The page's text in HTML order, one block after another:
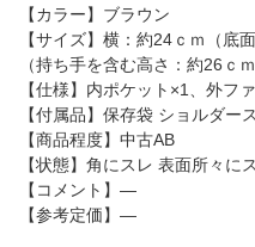
【カラー】ブラウン
【サイズ】横：約24ｃｍ（底
（持ち手を含む高さ：約26ｃ
【仕様】内ポケット×1、外フ
【付属品】保存袋 ショルダー
【商品程度】中古AB
【状態】角にスレ 表面所々に
【コメント】―
【参考定価】―